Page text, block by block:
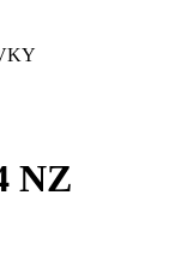
NZ